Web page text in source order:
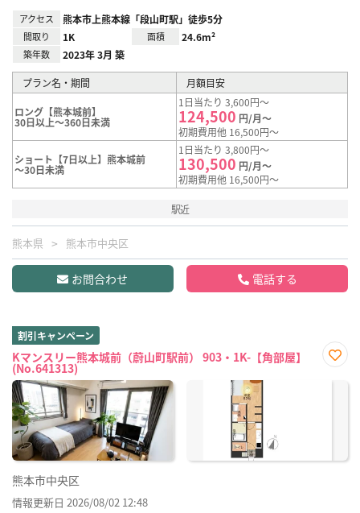
アクセス 熊本市上熊本線「段山町駅」徒歩5分
間取り 1K 面積 24.6m²
築年数 2023年 3月 築
プラン名・期間 月額目安
ロング【熊本城前】
30日以上～360日未満
1日当たり 3,600円～
124,500 円/月～
初期費用他 16,500円～
ショート【7日以上】熊本城前
～30日未満
1日当たり 3,800円～
130,500 円/月～
初期費用他 16,500円～
駅近
熊本県 熊本市中央区
お問合わせ 電話する
割引キャンペーン
Kマンスリー熊本城前（蔚山町駅前） 903・1K-【角部屋】
(No.641313)
に入
熊本市中央区
情報更新日 2026/08/02 12:48